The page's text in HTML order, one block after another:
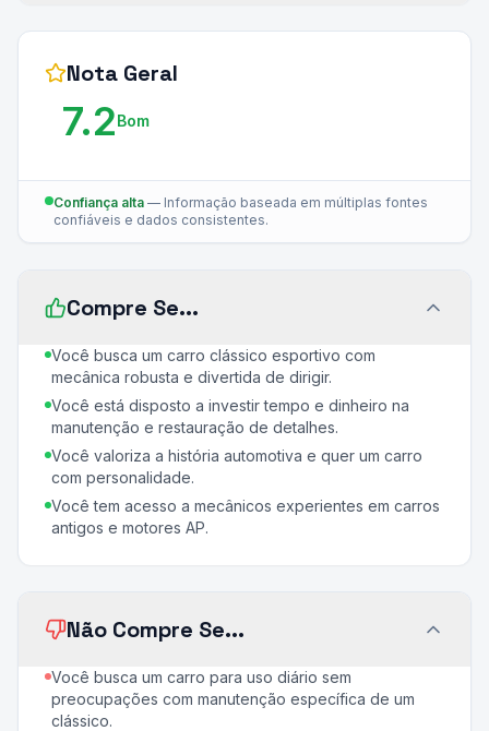
Nota Geral
7.2Bom
Confiança alta — Informação baseada em múltiplas fontes
confiáveis e dados consistentes.
Compre Se...
Você busca um carro clássico esportivo com
mecânica robusta e divertida de dirigir.
Você está disposto a investir tempo e dinheiro na
manutenção e restauração de detalhes.
Você valoriza a história automotiva e quer um carro
com personalidade.
Você tem acesso a mecânicos experientes em carros
antigos e motores AP.
Não Compre Se...
Você busca um carro para uso diário sem
preocupações com manutenção específica de um
clássico.